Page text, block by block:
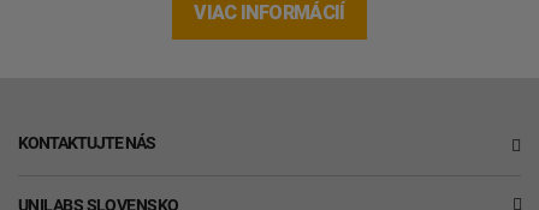
VIAC INFORMÁCIÍ
KONTAKTUJTE NÁS
UNILABS SLOVENSKO